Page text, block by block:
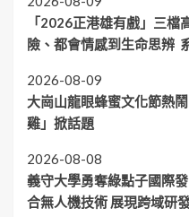
「2026正港雄有戲」三檔
險、都會情感到生命思辨
2026-08-09
大崗山龍眼蜂蜜文化節熱
雞」掀話題
2026-08-08
義守大學勇奪綠點子國際
合無人機技術 展現跨域研